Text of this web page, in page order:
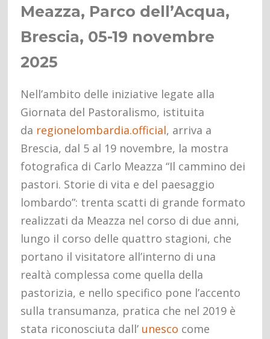
Meazza, Parco dell’Acqua,
Brescia, 05-19 novembre
2025
Nell’ambito delle iniziative legate alla
Giornata del Pastoralismo, istituita
da regionelombardia.official, arriva a
Brescia, dal 5 al 19 novembre, la mostra
fotografica di Carlo Meazza “Il cammino dei
pastori. Storie di vita e del paesaggio
lombardo”: trenta scatti di grande formato
realizzati da Meazza nel corso di due anni,
lungo il corso delle quattro stagioni, che
portano il visitatore all’interno di una
realtà complessa come quella della
pastorizia, e nello specifico pone l’accento
sulla transumanza, pratica che nel 2019 è
stata riconosciuta dall’ unesco come